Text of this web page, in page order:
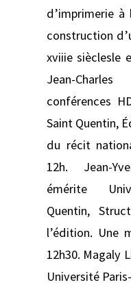
d’imprimerie
construction
xviiie sièclesle
Jean-
conférences
Saint Quentin,
du récit
12h. Jean-
émérite
Quentin,
l’édition. Une
12h30. Magaly
Université